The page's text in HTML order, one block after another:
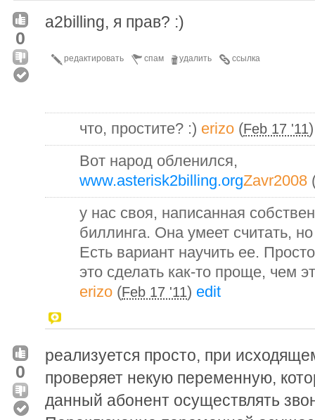
0
a2billing, я прав? :)
ссылка
удалить
спам
редактировать
что, простите? :) erizo (Feb 17 '11)
Вот народ обленился,
www.asterisk2billing.orgZavr2008
у нас своя, написанная
биллинга. Она умеет считать,
Есть вариант научить ее.
это сделать как-то проще, чем
erizo (Feb 17 '11) edit
0
реализуется просто, при
проверяет некую переменную,
данный абонент осуществлять